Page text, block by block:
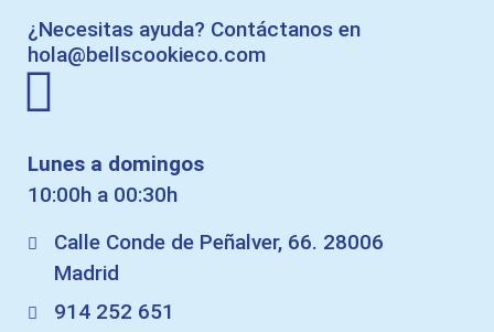
¿Necesitas ayuda? Contáctanos en
hola@bellscookieco.com
Lunes a domingos
10:00h a 00:30h
Calle Conde de Peñalver, 66. 28006
Madrid
914 252 651